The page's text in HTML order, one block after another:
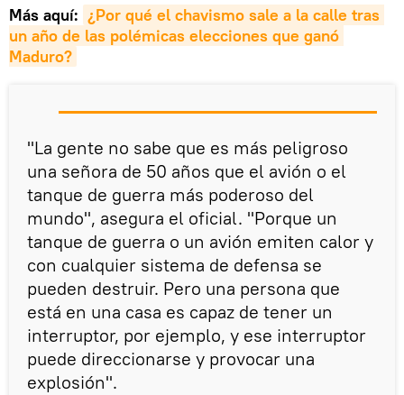
Más aquí: ¿Por qué el chavismo sale a la calle tras
un año de las polémicas elecciones que ganó
Maduro?
"La gente no sabe que es más peligroso
una señora de 50 años que el avión o el
tanque de guerra más poderoso del
mundo", asegura el oficial. "Porque un
tanque de guerra o un avión emiten calor y
con cualquier sistema de defensa se
pueden destruir. Pero una persona que
está en una casa es capaz de tener un
interruptor, por ejemplo, y ese interruptor
puede direccionarse y provocar una
explosión".